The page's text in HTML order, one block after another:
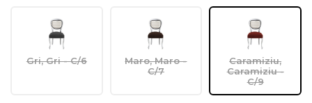
Gri, Gri - C/6
Maro, Maro -
C/7
Caramiziu,
Caramiziu -
C/9